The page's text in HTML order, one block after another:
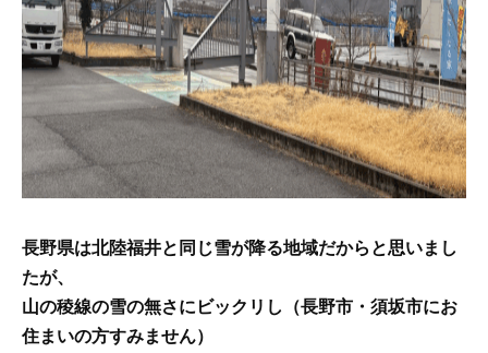
長野県は北陸福井と同じ雪が降る地域だからと思いまし
たが、
山の稜線の雪の無さにビックリし（長野市・須坂市にお
住まいの方すみません）